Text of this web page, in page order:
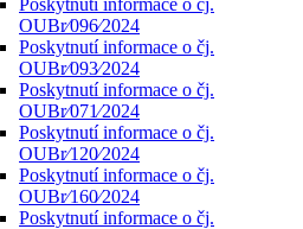
Poskytnutí informace o čj.
OUBr⁄096⁄2024
Poskytnutí informace o čj.
OUBr⁄093⁄2024
Poskytnutí informace o čj.
OUBr⁄071⁄2024
Poskytnutí informace o čj.
OUBr⁄120⁄2024
Poskytnutí informace o čj.
OUBr⁄160⁄2024
Poskytnutí informace o čj.